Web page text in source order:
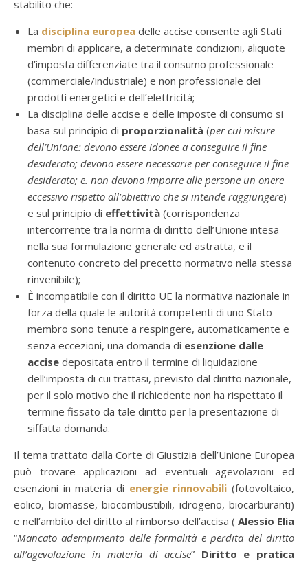
stabilito che:
La disciplina europea delle accise consente agli Stati
membri di applicare, a determinate condizioni, aliquote
d’imposta differenziate tra il consumo professionale
(commerciale/industriale) e non professionale dei
prodotti energetici e dell’elettricità;
La disciplina delle accise e delle imposte di consumo si
basa sul principio di proporzionalità (per cui misure
dell’Unione: devono essere idonee a conseguire il fine
desiderato; devono essere necessarie per conseguire il fine
desiderato; e. non devono imporre alle persone un onere
eccessivo rispetto all’obiettivo che si intende raggiungere)
e sul principio di effettività (corrispondenza
intercorrente tra la norma di diritto dell’Unione intesa
nella sua formulazione generale ed astratta, e il
contenuto concreto del precetto normativo nella stessa
rinvenibile);
È incompatibile con il diritto UE la normativa nazionale in
forza della quale le autorità competenti di uno Stato
membro sono tenute a respingere, automaticamente e
senza eccezioni, una domanda di esenzione dalle
accise depositata entro il termine di liquidazione
dell’imposta di cui trattasi, previsto dal diritto nazionale,
per il solo motivo che il richiedente non ha rispettato il
termine fissato da tale diritto per la presentazione di
siffatta domanda.
Il tema trattato dalla Corte di Giustizia dell’Unione Europea
può trovare applicazioni ad eventuali agevolazioni ed
esenzioni in materia di energie rinnovabili (fotovoltaico,
eolico, biomasse, biocombustibili, idrogeno, biocarburanti)
e nell’ambito del diritto al rimborso dell’accisa ( Alessio Elia
“Mancato adempimento delle formalità e perdita del diritto
all’agevolazione in materia di accise” Diritto e pratica